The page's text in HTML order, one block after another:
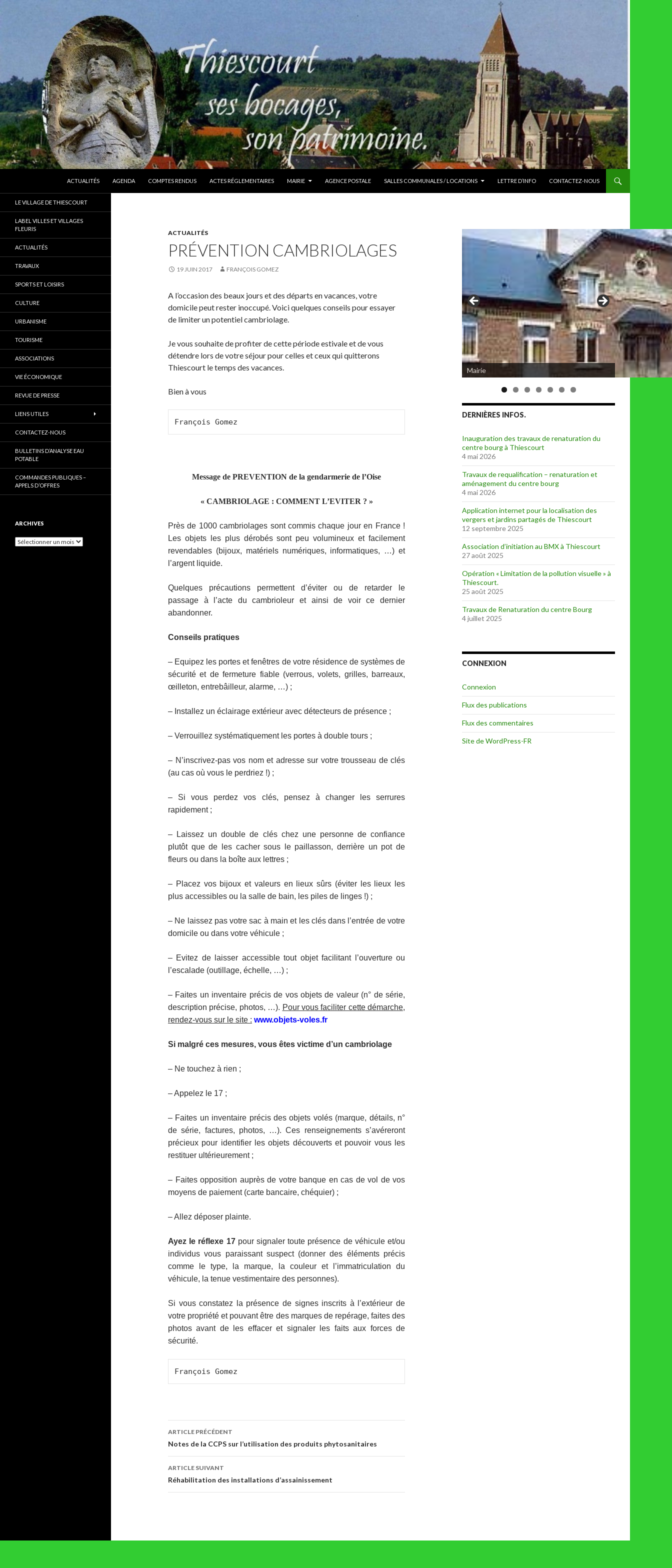
ACTUALITÉS
AGENDA COMPTES RENDUS ACTES RÉGLEMENTAIRES MAIRIE AGENCE POSTALE SALLES COMMUNALES / LOCATIONS LETTRE D’INFO CONTACTEZ-NOUS
ACTUALITÉS
PRÉVENTION CAMBRIOLAGES
19 JUIN 2017 FRANÇOIS GOMEZ
A l’occasion des beaux jours et des départs en vacances, votre
domicile peut rester inoccupé. Voici quelques conseils pour essayer
de limiter un potentiel cambriolage.
Je vous souhaite de profiter de cette période estivale et de vous
détendre lors de votre séjour pour celles et ceux qui quitterons
Thiescourt le temps des vacances.
Bien à vous
François Gomez
Message de PREVENTION de la gendarmerie de l’Oise
« CAMBRIOLAGE : COMMENT L’EVITER ? »
Près de 1000 cambriolages sont commis chaque jour en France !
Les objets les plus dérobés sont peu volumineux et facilement
revendables (bijoux, matériels numériques, informatiques, …) et
l’argent liquide.
Quelques précautions permettent d’éviter ou de retarder le
passage à l’acte du cambrioleur et ainsi de voir ce dernier
abandonner.
Conseils pratiques
– Equipez les portes et fenêtres de votre résidence de systèmes de
sécurité et de fermeture fiable (verrous, volets, grilles, barreaux,
œilleton, entrebâilleur, alarme, …) ;
– Installez un éclairage extérieur avec détecteurs de présence ;
– Verrouillez systématiquement les portes à double tours ;
– N’inscrivez-pas vos nom et adresse sur votre trousseau de clés
(au cas où vous le perdriez !) ;
– Si vous perdez vos clés, pensez à changer les serrures
rapidement ;
– Laissez un double de clés chez une personne de confiance
plutôt que de les cacher sous le paillasson, derrière un pot de
fleurs ou dans la boîte aux lettres ;
– Placez vos bijoux et valeurs en lieux sûrs (éviter les lieux les
plus accessibles ou la salle de bain, les piles de linges !) ;
– Ne laissez pas votre sac à main et les clés dans l’entrée de votre
domicile ou dans votre véhicule ;
– Evitez de laisser accessible tout objet facilitant l’ouverture ou
l’escalade (outillage, échelle, …) ;
– Faites un inventaire précis de vos objets de valeur (n° de série,
description précise, photos, …). Pour vous faciliter cette démarche,
rendez-vous sur le site : www.objets-voles.fr
Si malgré ces mesures, vous êtes victime d’un cambriolage
– Ne touchez à rien ;
– Appelez le 17 ;
– Faites un inventaire précis des objets volés (marque, détails, n°
de série, factures, photos, …). Ces renseignements s’avéreront
précieux pour identifier les objets découverts et pouvoir vous les
restituer ultérieurement ;
– Faites opposition auprès de votre banque en cas de vol de vos
moyens de paiement (carte bancaire, chéquier) ;
– Allez déposer plainte.
Ayez le réflexe 17pour signaler toute présence de véhicule et/ou
individus vous paraissant suspect (donner des éléments précis
comme le type, la marque, la couleur et l’immatriculation du
véhicule, la tenue vestimentaire des personnes).
Si vous constatez la présence de signes inscrits à l’extérieur de
votre propriété et pouvant être des marques de repérage, faites des
photos avant de les effacer et signaler les faits aux forces de
sécurité.
François Gomez
Navigation
des
articles
ARTICLE PRÉCÉDENT
Notes de la CCPS sur l’utilisation des produits phytosanitaires
ARTICLE SUIVANT
Réhabilitation des installations d’assainissement
Mairie
Eglise de Thiescourt détruite durant la
grande guerre
DERNIÈRES INFOS.
Inauguration des travaux de renaturation du
centre bourg à Thiescourt
4 mai 2026
Travaux de requalification – renaturation et
aménagement du centre bourg
4 mai 2026
Application internet pour la localisation des
vergers et jardins partagés de Thiescourt
12 septembre 2025
Association d’initiation au BMX à Thiescourt
27 août 2025
Opération « Limitation de la pollution visuelle » à
Thiescourt.
25 août 2025
Travaux de Renaturation du centre Bourg
4 juillet 2025
CONNEXION
Connexion
Flux des publications
Flux des commentaires
Site de WordPress-FR
Thiescourt (Oise)
LE VILLAGE DE THIESCOURT
LABEL VILLES ET VILLAGES
FLEURIS
ACTUALITÉS
TRAVAUX
SPORTS ET LOISIRS
CULTURE
URBANISME
TOURISME
ASSOCIATIONS
VIE ÉCONOMIQUE
REVUE DE PRESSE
LIENS UTILES
CONTACTEZ-NOUS
BULLETINS D’ANALYSE EAU
POTABLE
COMMANDES PUBLIQUES –
APPELS D’OFFRES
ARCHIVES
Archives